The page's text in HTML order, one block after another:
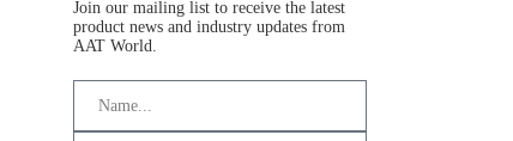
Join our mailing list to receive the latest
product news and industry updates from
AAT World.